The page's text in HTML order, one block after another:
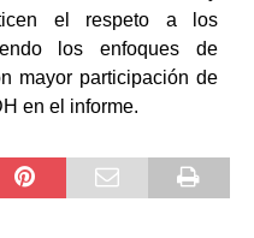
el respeto a los
los enfoques de
mayor participación de
en el informe.